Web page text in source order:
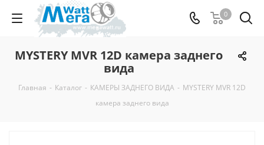
0
MYSTERY MVR 12D камера заднего
вида
Главная - Каталог - КАМЕРЫ ЗАДНЕГО ВИДА - MYSTERY MVR 12D
камера заднего вида